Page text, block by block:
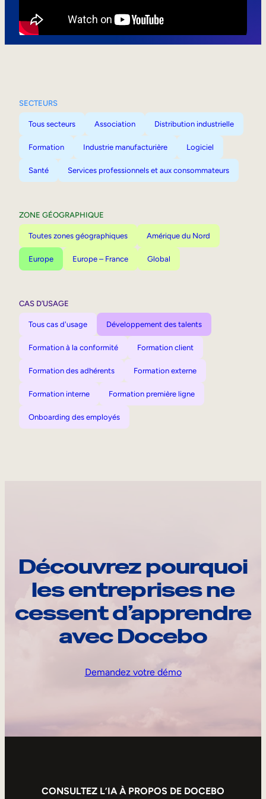
SECTEURS
Tous secteurs Association Distribution industrielle
Formation Industrie manufacturière Logiciel
Santé Services professionnels et aux consommateurs
ZONE GÉOGRAPHIQUE
Toutes zones géographiques Amérique du Nord
Europe Europe – France Global
CAS D’USAGE
Tous cas d'usage Développement des talents
Formation à la conformité Formation client
Formation des adhérents Formation externe
Formation interne Formation première ligne
Onboarding des employés
Découvrez pourquoi
les entreprises ne
cessent d’apprendre
avec Docebo
Demandez votre démo
CONSULTEZ L’IA À PROPOS DE DOCEBO